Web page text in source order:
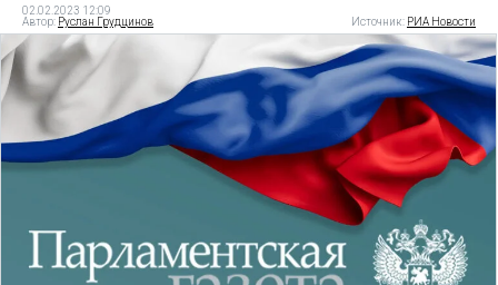
02.02.2023 12:09
Автор: Руслан Грудцинов Источник: РИА Новости